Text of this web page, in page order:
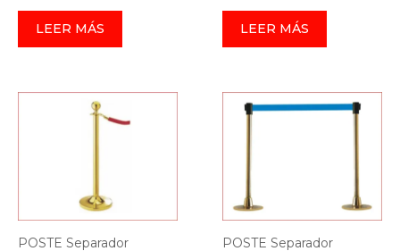
LEER MÁS LEER MÁS
POSTE Separador
POSTE Separador